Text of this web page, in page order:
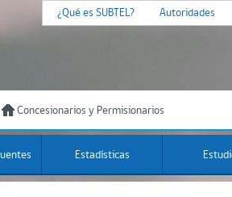
¿Qué es SUBTEL? Autoridades
Concesionarios y Permisionarios
Estadísticas